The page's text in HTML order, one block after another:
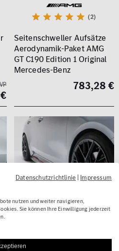
(2)
Seitenschweller Aufsätze
Aerodynamik-Paket AMG
GT C190 Edition 1 Original
Mercedes-Benz
783,28 €
(0)
Datenschutzrichtlinie | Impressum
nutzen und weiter navigieren,
Sie können Ihre Einwilligung jederzeit